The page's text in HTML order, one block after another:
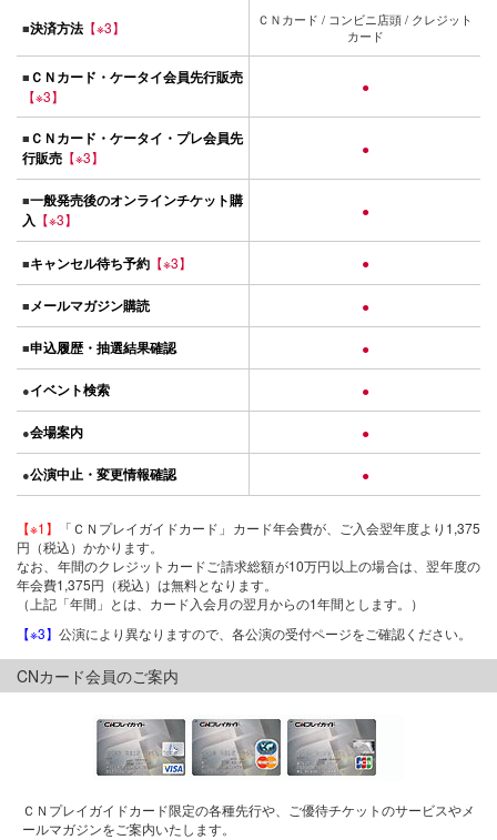
■決済方法 【※3】
ＣＮカード / コンビニ店頭 / クレジット
カード
■ＣＮカード・ケータイ会員先行販売
【※3】
●
■ＣＮカード・ケータイ・プレ会員先
行販売 【※3】 ●
■一般発売後のオンラインチケット購
入 【※3】 ●
■キャンセル待ち予約 【※3】 ●
■メールマガジン購読 ●
■申込履歴・抽選結果確認 ●
●イベント検索 ●
●会場案内 ●
●公演中止・変更情報確認 ●
【※1】
「ＣＮプレイガイドカード」カード年会費が、ご入会翌年度より1,375
円（税込）かかります。
なお、年間のクレジットカードご請求総額が10万円以上の場合は、翌年度の
年会費1,375円（税込）は無料となります。
（上記「年間」とは、カード入会月の翌月からの1年間とします。）
【※3】 公演により異なりますので、各公演の受付ページをご確認ください。
CNカード会員のご案内
ＣＮプレイガイドカード限定の各種先行や、ご優待チケットのサービスやメ
ールマガジンをご案内いたします。